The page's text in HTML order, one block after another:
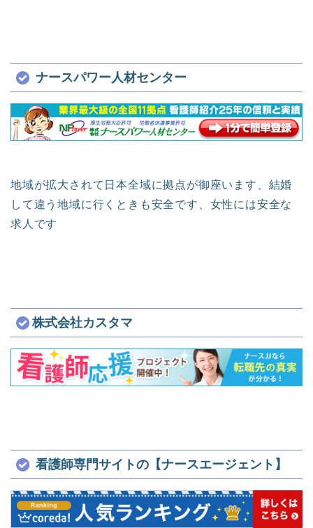
ナースパワー人材センター
地域が拡大されて日本全域に拠点が御座います、結婚
して違う地域に行くときも安全です、女性には安全な
求人です
株式会社カスタマ
看護師専門サイトの【ナースエージェント】